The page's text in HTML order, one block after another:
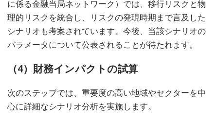
に係る金融当局ネットワーク）では、移行リスクと物
理的リスクを統合し、リスクの発現時期まで言及した
シナリオも考案されています。今後、当該シナリオの
パラメータについて公表されることが待たれます。
（4）財務インパクトの試算
次のステップでは、重要度の高い地域やセクターを中
心に詳細なシナリオ分析を実施します。